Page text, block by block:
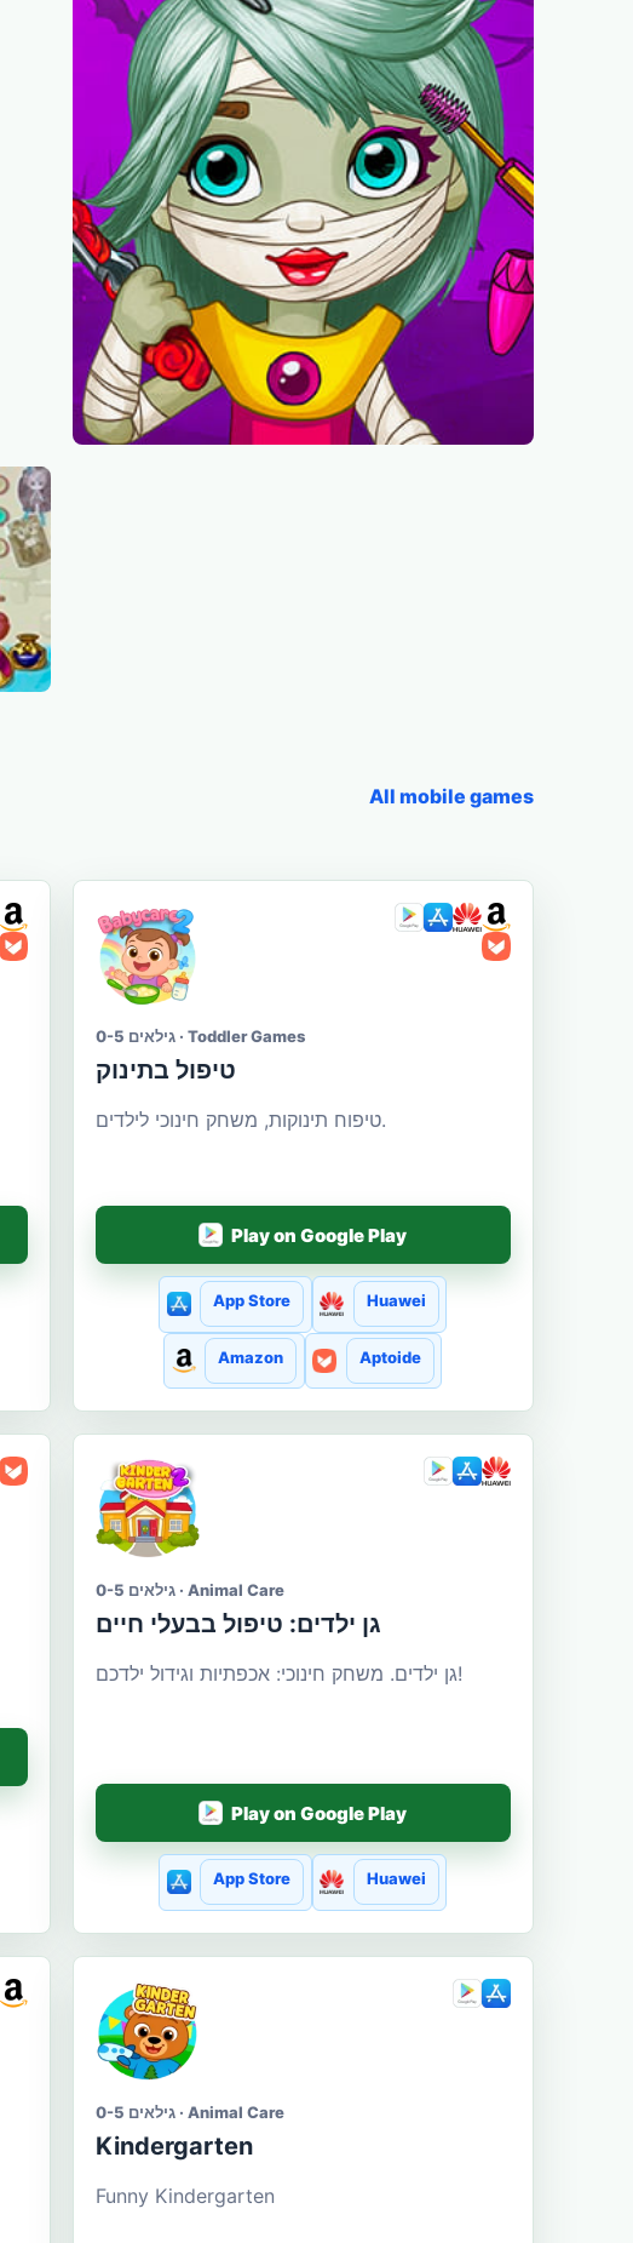
All mobile games
גילאים 0-5 · Toddler Games
טיפול בתינוק
טיפוח תינוקות, משחק חינוכי לילדים.
Play on Google Play
App Store Huawei
Amazon Aptoide
גילאים 0-5 · Animal Care
גן ילדים: טיפול בבעלי חיים
גן ילדים. משחק חינוכי: אכפתיות וגידול ילדכם!
Play on Google Play
App Store Huawei
גילאים 0-5 · Animal Care
Kindergarten
Funny Kindergarten